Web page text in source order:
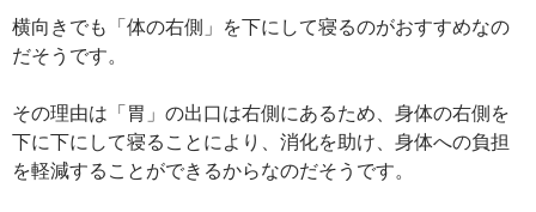
横向きでも「体の右側」を下にして寝るのがおすすめなの
だそうです。
その理由は「胃」の出口は右側にあるため、身体の右側を
下に下にして寝ることにより、消化を助け、身体への負担
を軽減することができるからなのだそうです。